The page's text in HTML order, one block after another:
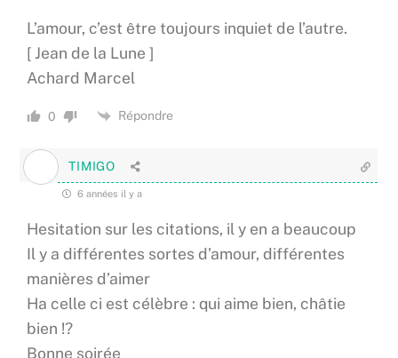
L’amour, c’est être toujours inquiet de l’autre.
[ Jean de la Lune ]
Achard Marcel
0 Répondre
TIMIGO
6 années il y a
Hesitation sur les citations, il y en a beaucoup
Il y a différentes sortes d’amour, différentes
manières d’aimer
Ha celle ci est célèbre : qui aime bien, châtie
bien !?
Bonne soirée